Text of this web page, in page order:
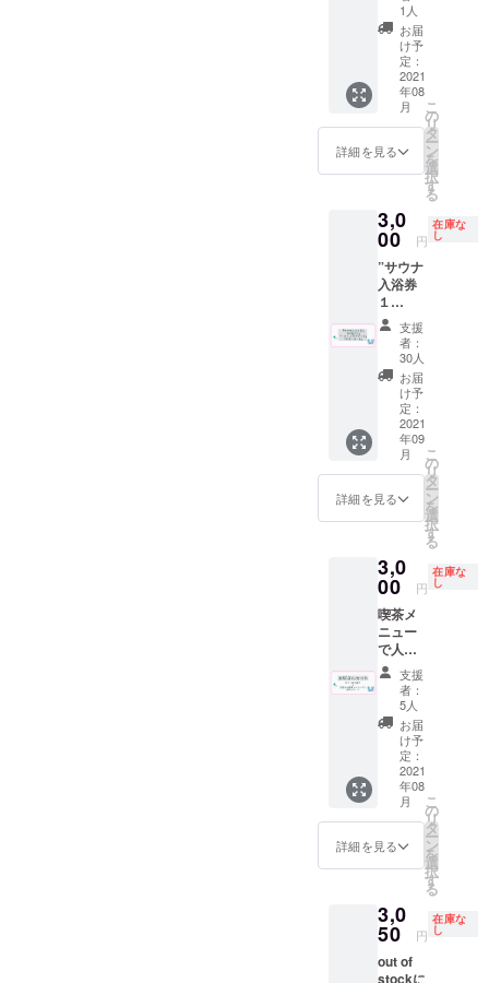
ちらの
リター
ンは事
前協議
が必要
になり
ます。
CAMPF
IRE内の
DMへお
上、協
議済み
の方の
みご購
入いた
だけま
す。 内
容に
よって
は請求
書や領
収証の
発行が
可能で
す。 ※
メール
無しで
場合
や、購
入後に
協議と
異なる
内容に
なって
しまっ
た場合
のご返
金を承
る事は
システ
ム上で
きませ
で、そ
の際に
分の入
浴、サ
ウナ、
喫茶ド
リンク
トオー
ナー負
担とな
りま
す。
でお受
けでき
ないこ
ともご
ざいま
す。 ※
取り付
ける場
所(席)は
決めさ
せて頂
きま
す。 ※
取り付
けは11
月中を
予定し
ていま
す。 ※
公序良
俗に反
する広
告内容
や第三
者のお
名前は
す。
ubeや
SNS）
の宣伝
にお使
いくだ
さい。
初回
サービ
スとし
て、契
約期間
付けか
ら１年
間のと
ころ２
年間と
なりま
す。 鏡
サイズ
W４５
５×H３
３５
で、広
告ス
ペース
がW３
７０×H
７０と
の内容
でお受
けでき
ないこ
ともご
ざいま
す。 ※
取り付
ける場
所(席)は
こちら
でラン
ダムに
決めさ
せて頂
きま
す。 ※
予定し
ていま
公序良
人でお
風呂に
１日入
るも良
し、動
画撮
影、イ
ベント
企画、
好きな
ことを
しょ
う！ ※
難しい
ことで
もなる
べく実
現でき
るよう
に協力
させて
頂きま
す ※有
効期
限
2022年
8月末 ※
定休日
頂きま
す。
【注
意】こ
ちらの
リター
ンは事
前協議
が必要
になり
ます。
CAMPF
IRE内の
DMへお
問い合
わせの
上、協
入いた
だけま
容に
1人
お届
け予
定：
2021
年08
月
詳細を見る
こ
の
リ
タ
ー
ン
を
選
択
す
る
3,0
00 円
在庫な
し
”サウナ
入浴券
１
枚”と”
てぬぐ
い”と”
ドリン
ク券１
枚”と"
ポスト
カー
ド"を同
封して
お送り
させて
頂きま
ドリン
ク券は
過去に
使用し
てい
た”サウ
ナ100円
引き
券”を代
用致し
ます。
※ドリン
ク券は
アル
コール
も可
（使用
販売が
可能の
場合）
但し未
支援
者：
30人
お届
け予
定：
2021
年09
月
詳細を見る
こ
の
リ
タ
ー
ン
を
選
択
す
る
3,0
00 円
在庫な
し
喫茶メ
ニュー
で人気
の女将
さんシ
リーズ
から焼
き菓子
のセッ
トとポ
スト
カード
に直筆
のメッ
セージ
を同封
送致し
ます。
※郵送は
８月中
支援
者：
5人
お届
け予
定：
2021
年08
月
詳細を見る
こ
の
リ
タ
ー
ン
を
選
択
す
る
3,0
50 円
在庫な
し
out of
stockに